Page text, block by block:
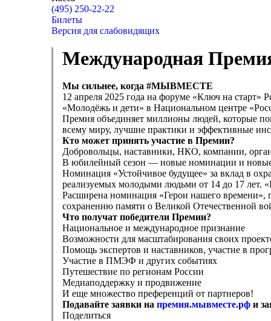
(495) 250-22-22
Билеты
Версия для слабовидящих
Международная
Мы сильнее, когда #МЫВМЕСТЕ
12 апреля 2025 года на форуме «Ключ на старт»
«Молодёжь и дети» в Национальном центре
Премия объединяет миллионы людей, которые
всему миру, лучшие практики и эффективные
Кто может принять участие в Премии?
Добровольцы, наставники, НКО, компании,
В юбилейный сезон — новые номинации и
Номинация «Устойчивое будущее» за вклад в
реализуемых молодыми людьми от 14 до 17 лет.
Расширена номинация «Герои нашего времени»,
сохранению памяти о Великой Отечественной
Что получат победители Премии?
Национальное и международное признание
Возможности для масштабирования своих
Помощь экспертов и наставников, участие в
Участие в ПМЭФ и других событиях
Путешествие по регионам России
Медиаподдержку и продвижение
И еще множество преференций от партнеров!
Подавайте заявки на премия.мывместе.рф и
Поделиться